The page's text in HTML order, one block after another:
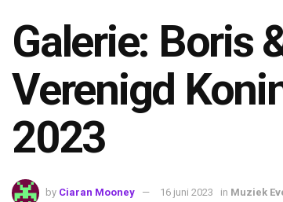
Galerie: Boris
Verenigd
2023
by Ciaran Mooney 16 juni 2023 in Muziek